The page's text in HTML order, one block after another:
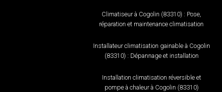
Climatiseur à Cogolin (83310) : Pose,
réparation et maintenance climatisation
Installateur climatisation gainable à Cogolin
(83310) : Dépannage et installation
Installation climatisation réversible et
pompe à chaleur à Cogolin (83310)